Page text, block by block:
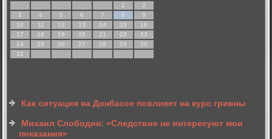
1
2
3
4 5 6 7 8
9
10
11 12 13 14 15
16
17
18 19 20 21 22
23
24
25 26 27 28 29
30
31
Как ситуация на Донбассе повлияет на курс гривны
Михаил Слободин: «Следствие не интересуют мои
показания»